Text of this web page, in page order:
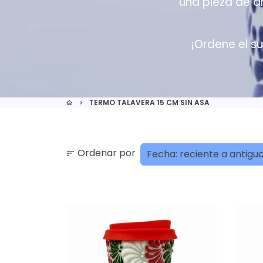
¡Ordene el
home keyboard_arrow_right TERMO TALAVERA 15 CM SIN ASA
sort Ordenar por